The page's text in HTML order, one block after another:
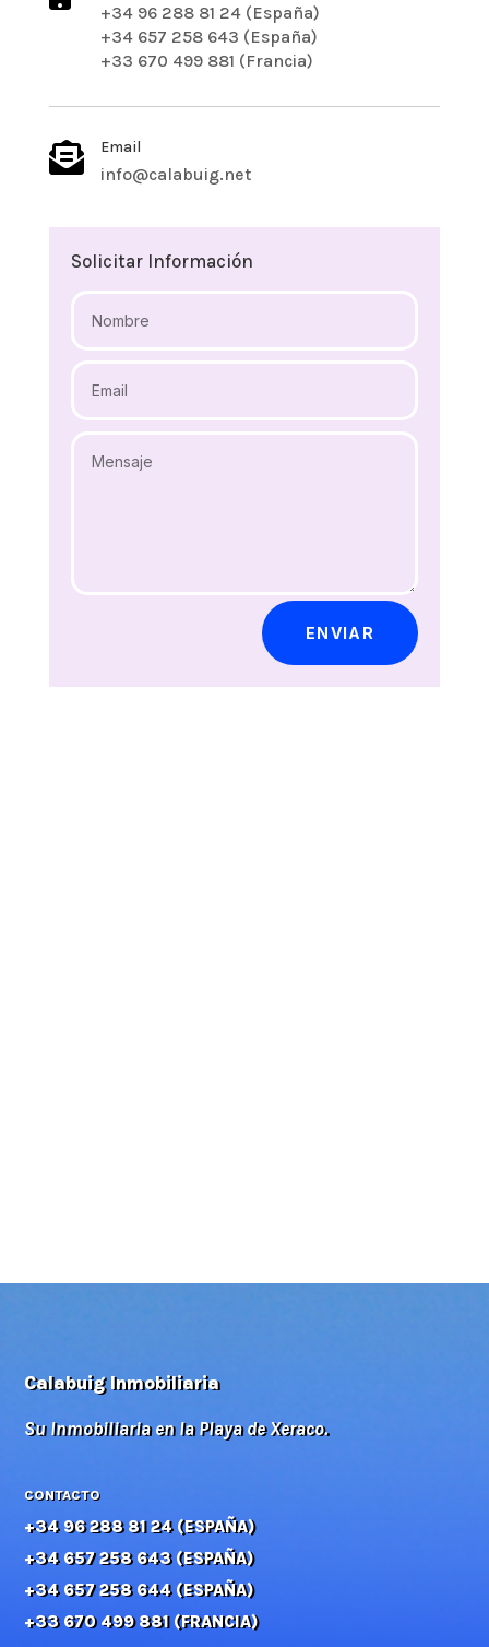
+34 96 288 81 24 (España)
+34 657 258 643 (España)
+33 670 499 881 (Francia)
 Email
info@calabuig.net
Solicitar Información
ENVIAR
Calabuig Inmobiliaria
Su Inmobiliaria en la Playa de Xeraco.
CONTACTO
+34 96 288 81 24 (ESPAÑA)
+34 657 258 643 (ESPAÑA)
+34 657 258 644 (ESPAÑA)
+33 670 499 881 (FRANCIA)